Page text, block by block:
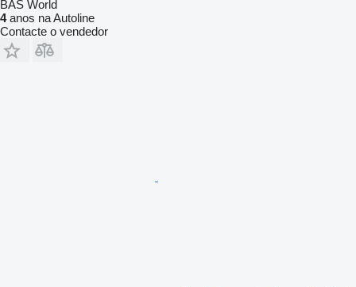
BAS World
4anos na Autoline
Contacte o vendedor